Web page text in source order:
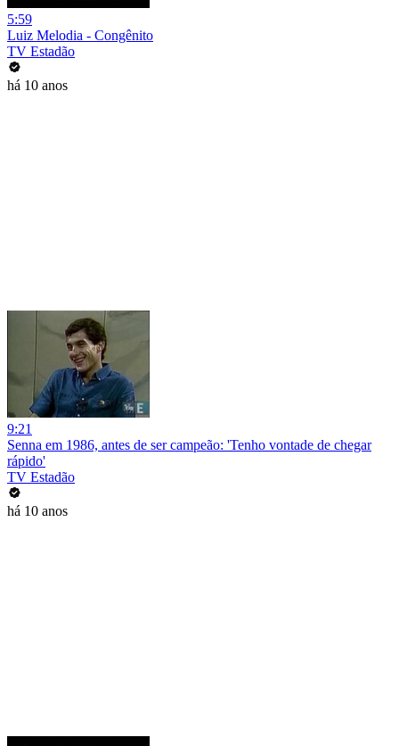
5:59
Luiz Melodia - Congênito
TV Estadão
há 10 anos
9:21
Senna em 1986, antes de ser campeão: 'Tenho vontade de chegar
rápido'
TV Estadão
há 10 anos